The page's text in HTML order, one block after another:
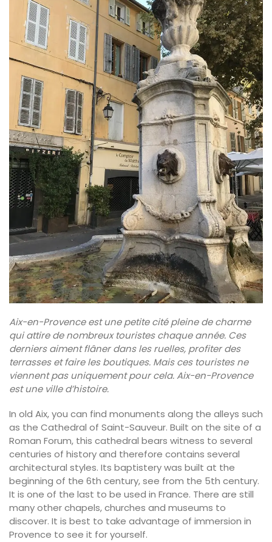
Aix-en-Provence est une petite cité pleine de charme
qui attire de nombreux touristes chaque année. Ces
derniers aiment flâner dans les ruelles, profiter des
terrasses et faire les boutiques. Mais ces touristes ne
viennent pas uniquement pour cela. Aix-en-Provence
est une ville d’histoire.
In old Aix, you can find monuments along the alleys such
as the Cathedral of Saint-Sauveur. Built on the site of a
Roman Forum, this cathedral bears witness to several
centuries of history and therefore contains several
architectural styles. Its baptistery was built at the
beginning of the 6th century, see from the 5th century.
It is one of the last to be used in France. There are still
many other chapels, churches and museums to
discover. It is best to take advantage of immersion in
Provence to see it for yourself.